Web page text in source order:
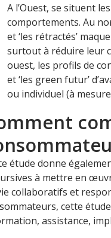
A l’Ouest, se situent
comportements. Au
et ‘les rétractés’
surtout à réduire leur
ouest, les profils de
et ‘les green futur’
ou individuel (à
étude donne
à mettre en
collaboratifs et
cette
assistance,